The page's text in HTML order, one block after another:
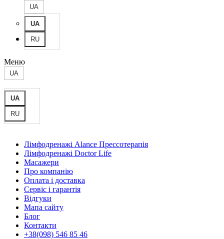
UA
UA
RU
Меню
UA
UA
RU
Лімфодренажі Alance Прессотерапія
Лімфодренажі Doctor Life
Масажери
Про компанію
Оплата і доставка
Сервіс і гарантія
Відгуки
Мапа сайту
Блог
Контакти
+38(098) 546 85 46